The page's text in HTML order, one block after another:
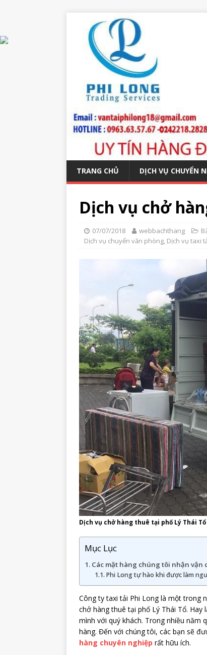
TRANG CHỦ DỊCH VỤ CHUYỂN
Dịch vụ chở
07/07/2018 webbachthang
Dịch vụ chuyển văn phòng, Dịch vụ taxi
Dịch vụ chở hàng thuê tại phố Lý Thái Tổ
Mục Lục
Các mặt hàng chúng tôi nhận vận
Phi Long tự hào khi được làm
Công ty taxi tải Phi Long là một trong
chở hàng thuê tại phố Lý Thái Tổ.
mình với quý khách. Trong nhiều năm
hàng. Đến với chúng tôi, các bạn sẽ
hàng chuyên nghiệp rất hữu ích.